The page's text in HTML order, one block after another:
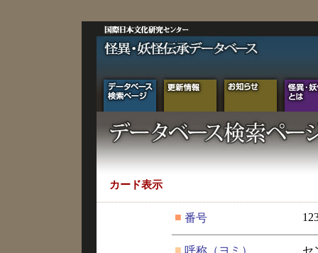
カード表示
■ 番号
■ 呼称（ヨミ）
セ